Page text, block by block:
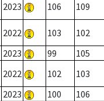
2023 106 109
2022 103 102
2023 99 105
2022 102 103
2023 100 106